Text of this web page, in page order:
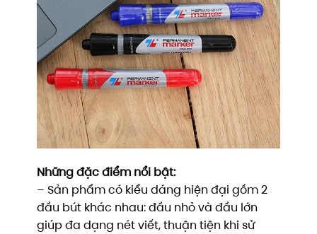
Những đặc điểm nổi bật:
– Sản phẩm có kiểu dáng hiện đại gồm 2
đầu bút khác nhau: đầu nhỏ và đầu lớn
giúp đa dạng nét viết, thuận tiện khi sử